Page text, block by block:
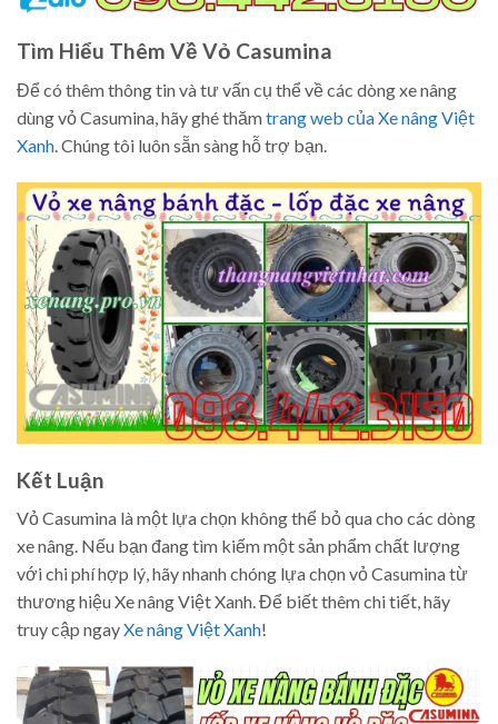
Tìm Hiểu Thêm Về Vỏ Casumina
Để có thêm thông tin và tư vấn cụ thể về các dòng xe nâng
dùng vỏ Casumina, hãy ghé thămtrang web của Xe nâng Việt
Xanh. Chúng tôi luôn sẵn sàng hỗ trợ bạn.
Kết Luận
Vỏ Casumina là một lựa chọn không thể bỏ qua cho các dòng
xe nâng. Nếu bạn đang tìm kiếm một sản phẩm chất lượng
với chi phí hợp lý, hãy nhanh chóng lựa chọn vỏ Casumina từ
thương hiệu Xe nâng Việt Xanh. Để biết thêm chi tiết, hãy
truy cập ngayXe nâng Việt Xanh!